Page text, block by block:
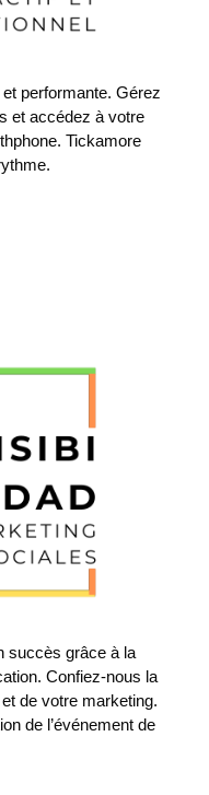
performante. Gérez
et accédez à votre
Tickamore
succès grâce à la
Confiez-nous la
de votre marketing.
de l’événement de